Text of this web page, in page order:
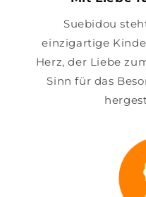
Suebidou
einzigartige
Herz, der Liebe
Sinn für das